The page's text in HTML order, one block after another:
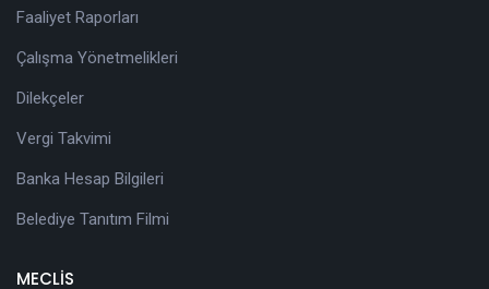
Faaliyet Raporları
Çalışma Yönetmelikleri
Dilekçeler
Vergi Takvimi
Banka Hesap Bilgileri
Belediye Tanıtım Filmi
MECLİS